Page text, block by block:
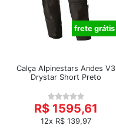
frete grátis
Calça Alpinestars Andes V3
Drystar Short Preto
R$ 1595,61
12x R$ 139,97